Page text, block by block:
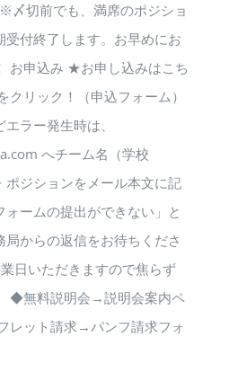
〆切前でも、満席のポジショ
受付終了します。お早めにお
お申込み ★お申し込みはこち
ック！（申込フォーム）
ラー発生時は、
へチーム名（学校
ポジションをメール本文に記
ォームの提出ができない」と
局からの返信をお待ちくださ
日いただきますので焦らず
◆無料説明会→説明会案内ペ
レット請求→パンフ請求フォ